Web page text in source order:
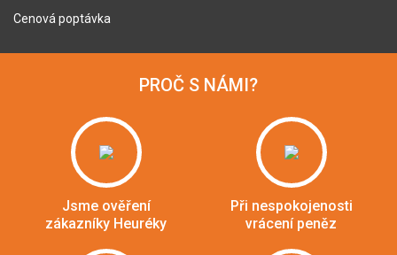
Cenová poptávka
PROČ S NÁMI?
Jsme ověření
zákazníky Heuréky
Při nespokojenosti
vrácení peněz